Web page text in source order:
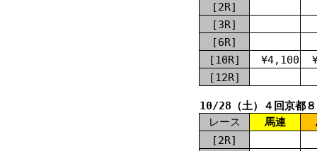
[2R]
[3R]
[6R]
[10R]
¥4,100
[12R]
10/28（土）４回京都
レース
馬連
[2R]